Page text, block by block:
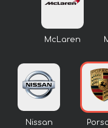
McLaren
Nissan